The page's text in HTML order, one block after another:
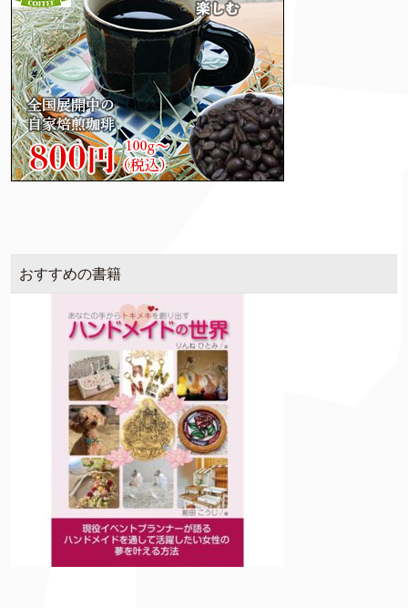
おすすめの書籍